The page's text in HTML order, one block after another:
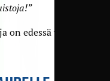
edessä vielä